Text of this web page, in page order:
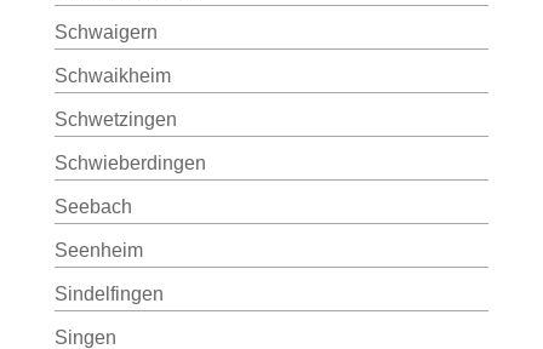
Schwaigern
Schwaikheim
Schwetzingen
Schwieberdingen
Seebach
Seenheim
Sindelfingen
Singen